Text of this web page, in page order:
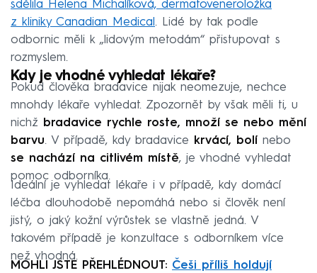
sdělila Helena Michalíková, dermatoveneroložka
z kliniky Canadian Medical . Lidé by tak podle
odbornic měli k „lidovým metodám“ přistupovat s
rozmyslem.
Kdy je vhodné vyhledat lékaře?
Pokud člověka bradavice nijak neomezuje, nechce
mnohdy lékaře vyhledat. Zpozornět by však měli ti, u
nichž
bradavice rychle roste, množí se nebo mění
barvu. V případě, kdy bradavice krvácí, bolí nebo
se nachází na citlivém místě, je vhodné vyhledat
pomoc odborníka.
Ideální je vyhledat lékaře i v případě, kdy domácí
léčba dlouhodobě nepomáhá nebo si člověk není
jistý, o jaký kožní výrůstek se vlastně jedná. V
takovém případě je konzultace s odborníkem více
než vhodná.
MOHLI JSTE PŘEHLÉDNOUT: Češi příliš holdují